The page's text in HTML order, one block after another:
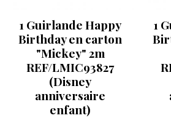
1 Guirlande Happy
Birthday en carton
"Mickey" 2m
REF/LMIC93827
(Disney
anniversaire
enfant)
1